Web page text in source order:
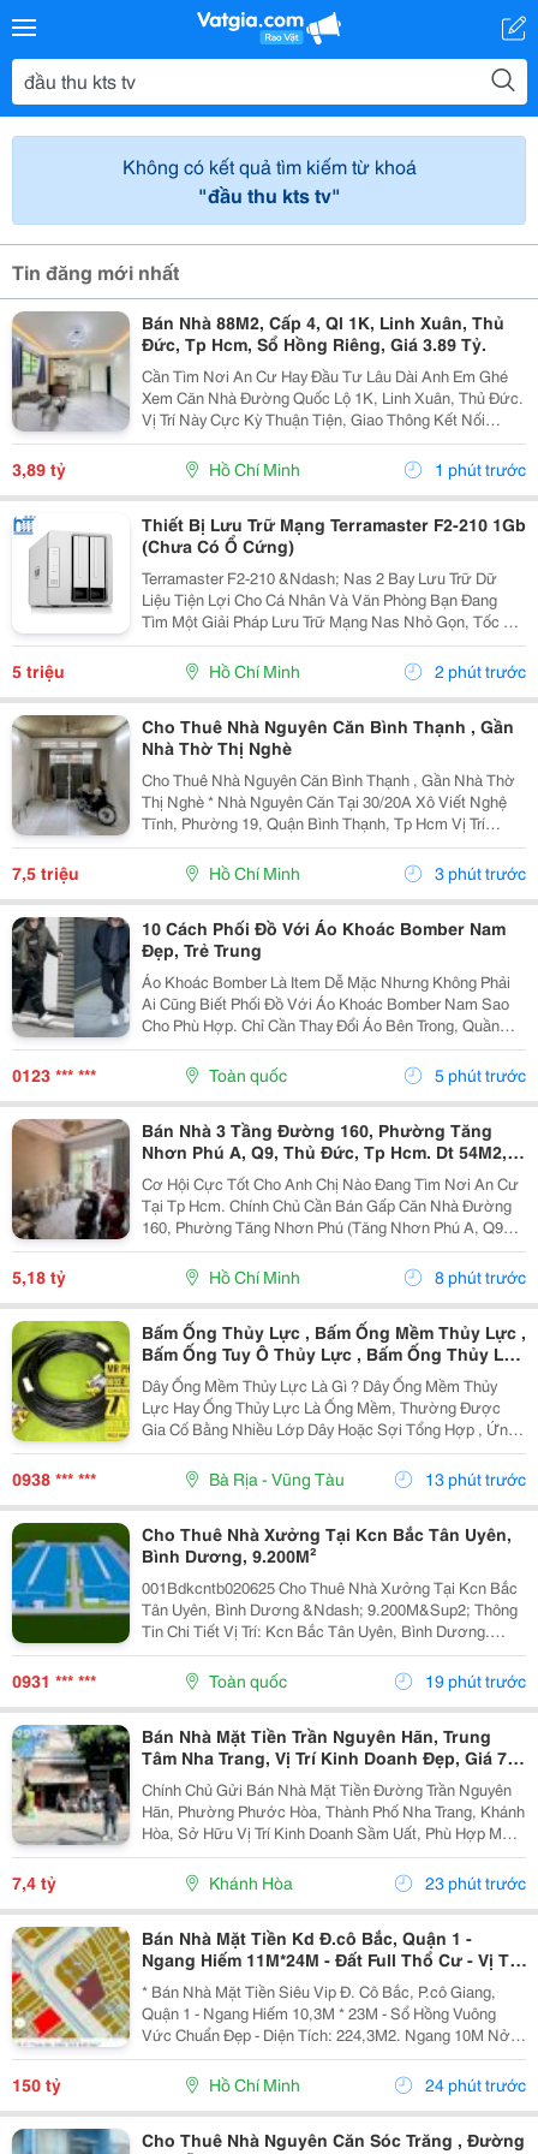
Không có kết quả tìm kiếm từ khoá
"đầu thu kts tv"
Tin đăng mới nhất
Bán Nhà 88M2, Cấp 4, Ql 1K, Linh Xuân, Thủ
Đức, Tp Hcm, Sổ Hồng Riêng, Giá 3.89 Tỷ.
Cần Tìm Nơi An Cư Hay Đầu Tư Lâu Dài Anh Em Ghé
Xem Căn Nhà Đường Quốc Lộ 1K, Linh Xuân, Thủ Đức.
Vị Trí Này Cực Kỳ Thuận Tiện, Giao Thông Kết Nối
Nhanh Chóng, Cực Kỳ Phù Hợp Cho Khách Mua Để Giữ
Tài Sản Hoặc Cho Thuê Đều Rất Ổn Định. Thông Tin...
3,89 tỷ Hồ Chí Minh 1 phút trước
Thiết Bị Lưu Trữ Mạng Terramaster F2-210 1Gb
(Chưa Có Ổ Cứng)
Terramaster F2-210 &Ndash; Nas 2 Bay Lưu Trữ Dữ
Liệu Tiện Lợi Cho Cá Nhân Và Văn Phòng Bạn Đang
Tìm Một Giải Pháp Lưu Trữ Mạng Nas Nhỏ Gọn, Tốc Độ
Ổn Định Và Hỗ Trợ Nhiều Tính Năng Sao Lưu?
Terramaster F2-210 Là Lựa Chọn Phù Hợp Cho Cá
Nhân, Gia...
5 triệu Hồ Chí Minh 2 phút trước
Cho Thuê Nhà Nguyên Căn Bình Thạnh , Gần
Nhà Thờ Thị Nghè
Cho Thuê Nhà Nguyên Căn Bình Thạnh , Gần Nhà Thờ
Thị Nghè * Nhà Nguyên Căn Tại 30/20A Xô Viết Nghệ
Tĩnh, Phường 19, Quận Bình Thạnh, Tp Hcm Vị Trí
Thuận Tiện, Khu Dân Cư Hiện Hữu, Di Chuyển Nhanh
Sang Trung Tâm. * Diện Tích 57M&Sup2; ( Ngang 4M,...
7,5 triệu Hồ Chí Minh 3 phút trước
10 Cách Phối Đồ Với Áo Khoác Bomber Nam
Đẹp, Trẻ Trung
Áo Khoác Bomber Là Item Dễ Mặc Nhưng Không Phải
Ai Cũng Biết Phối Đồ Với Áo Khoác Bomber Nam Sao
Cho Phù Hợp. Chỉ Cần Thay Đổi Áo Bên Trong, Quần
Hoặc Giày, Bạn Đã Có Thể Tạo Nên Nhiều Outfit Khác
Nhau Để Đi Làm, Dạo Phố Hay Gặp Gỡ Bạn Bè. Trong...
0123 *** *** Toàn quốc 5 phút trước
Bán Nhà 3 Tầng Đường 160, Phường Tăng
Nhơn Phú A, Q9, Thủ Đức, Tp Hcm. Dt 54M2,
Sổ Hồng Riêng. Giá 5,18 Tỷ
Cơ Hội Cực Tốt Cho Anh Chị Nào Đang Tìm Nơi An Cư
Tại Tp Hcm. Chính Chủ Cần Bán Gấp Căn Nhà Đường
160, Phường Tăng Nhơn Phú (Tăng Nhơn Phú A, Q9
Cũ). Vị Trí Nhà Nằm Trong Khu Dân Cư Ổn Định, Giao
Thông Thuận Tiện Chỉ Vài Bước Là Ra Lã Xuân Oai,
5,18 tỷ Hồ Chí Minh 8 phút trước
Bấm Ống Thủy Lực , Bấm Ống Mềm Thủy Lực ,
Bấm Ống Tuy Ô Thủy Lực , Bấm Ống Thủy Lực
Bọc Lưới , Bấm Ống Thủy Lực Koman , Bấm
Ống Thủy Lực Italy , Bấm Ống Thủy Lực 1Sn ,
Bấm Ống Thủy Lực 2Sn , Bấm Ống Thủy Lực
4Sn
Dây Ống Mềm Thủy Lực Là Gì ? Dây Ống Mềm Thủy
Lực Hay Ống Thủy Lực Là Ống Mềm, Thường Được
Gia Cố Bằng Nhiều Lớp Dây Hoặc Sợi Tổng Hợp , Ứng
Dụng Để Vận Chuyển Chất Lỏng Thủy Lực Trong Hệ
Thống Thủy Lực. Những Ống Này Rất Cần Thiết Để
Truyền Lực...
0938 *** *** Bà Rịa - Vũng Tàu 13 phút trước
Cho Thuê Nhà Xưởng Tại Kcn Bắc Tân Uyên,
Bình Dương, 9.200M²
001Bdkcntb020625 Cho Thuê Nhà Xưởng Tại Kcn Bắc
Tân Uyên, Bình Dương &Ndash; 9.200M&Sup2; Thông
Tin Chi Tiết Vị Trí: Kcn Bắc Tân Uyên, Bình Dương.
Tổng Diện Tích Khuôn Viên: 15.000M&Sup2; Diện Tích
Sử Dụng Tổng Diện Tích Xây Dựng: 9.200M&Sup2;...
0931 *** *** Toàn quốc 19 phút trước
Bán Nhà Mặt Tiền Trần Nguyên Hãn, Trung
Tâm Nha Trang, Vị Trí Kinh Doanh Đẹp, Giá 7,4
Tỷ
Chính Chủ Gửi Bán Nhà Mặt Tiền Đường Trần Nguyên
Hãn, Phường Phước Hòa, Thành Phố Nha Trang, Khánh
Hòa, Sở Hữu Vị Trí Kinh Doanh Sầm Uất, Phù Hợp Mở
Cửa Hàng, Văn Phòng, Showroom Hoặc Đầu Tư Cho
Thuê Lâu Dài. Thông Tin Chi Tiết. - Địa Chỉ: Số...
7,4 tỷ Khánh Hòa 23 phút trước
Bán Nhà Mặt Tiền Kd Đ.cô Bắc, Quận 1 -
Ngang Hiếm 11M*24M - Đất Full Thổ Cư - Vị Trí
Phù Hợp Xây Cao Ốc Văn Phòng, Khách Sạn,
Kinh Doanh
* Bán Nhà Mặt Tiền Siêu Vip Đ. Cô Bắc, P.cô Giang,
Quận 1 - Ngang Hiếm 10,3M * 23M - Sổ Hồng Vuông
Vức Chuẩn Đẹp - Diện Tích: 224,3M2. Ngang 10M Nở
Hậu 10,3M * 23,7M. Đất Nở Hậu Phong Thuỷ Tốt Cho
Gia Chủ Trong Kinh Doanh. - Hiện Trạng: C4. - Phù...
150 tỷ Hồ Chí Minh 24 phút trước
Cho Thuê Nhà Nguyên Căn Sóc Trăng , Đường